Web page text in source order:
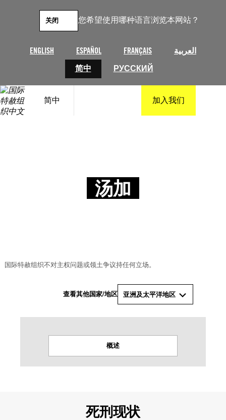
您希望使用哪种语言浏览本网站？
ENGLISH ESPAÑOL FRANÇAIS
العربية
简中
РУССКИЙ
关闭
简中 加入我们
汤加
国际特赦组织不对主权问题或领土争议持任何立场。
查看其他国家/地区 亚洲及太平洋地区
概述
死刑现状